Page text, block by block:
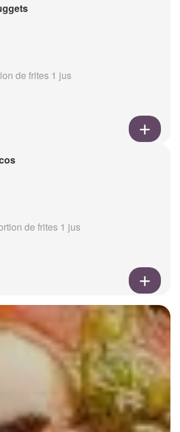
de frites 1 jus
de frites 1 jus